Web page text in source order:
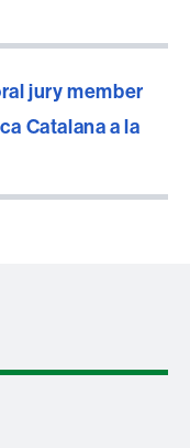
jury member
Catalana a la